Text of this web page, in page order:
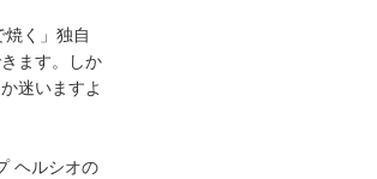
く」独自
ます。しか
迷いますよ
ヘルシオの